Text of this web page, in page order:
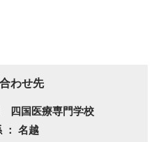
わせ先
四国医療専門学校
： 名越